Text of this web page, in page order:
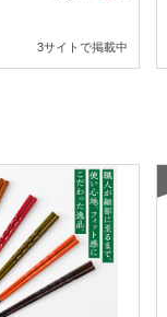
3サイトで掲載中